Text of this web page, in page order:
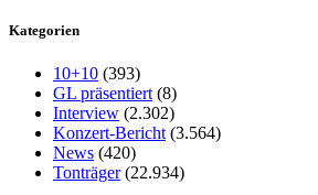
Kategorien
10+10 (393)
GL präsentiert (8)
Interview (2.302)
Konzert-Bericht (3.564)
News (420)
Tonträger(22.934)